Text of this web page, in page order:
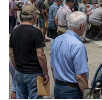
Doanh nghiệp
Thông tin doanh nghiệp
Doanh nghiệp 24h
Doanh nhân
Vì cộng đồng